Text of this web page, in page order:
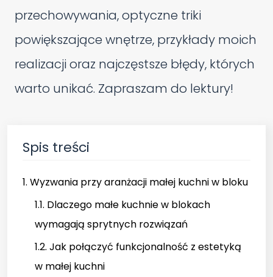
przechowywania, optyczne triki
powiększające wnętrze, przykłady moich
realizacji oraz najczęstsze błędy, których
warto unikać. Zapraszam do lektury!
Spis treści
1. Wyzwania przy aranżacji małej kuchni w bloku
1.1. Dlaczego małe kuchnie w blokach
wymagają sprytnych rozwiązań
1.2. Jak połączyć funkcjonalność z estetyką
w małej kuchni